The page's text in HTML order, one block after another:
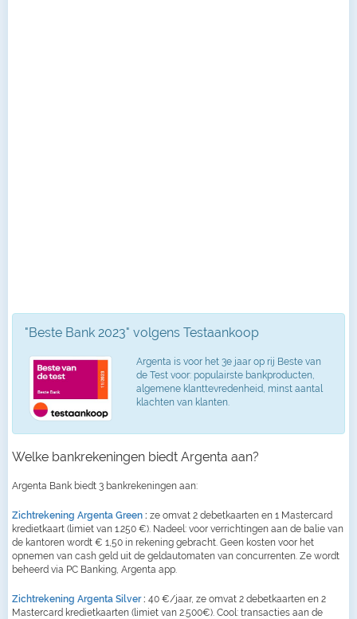
"Beste Bank 2023" volgens Testaankoop
Argenta is voor het 3e jaar op rij Beste van
de Test voor: populairste bankproducten,
algemene klanttevredenheid, minst aantal
klachten van klanten.
Welke bankrekeningen biedt Argenta aan?
Argenta Bank biedt 3 bankrekeningen aan:
Zichtrekening Argenta Green : ze omvat 2 debetkaarten en 1 Mastercard
kredietkaart (limiet van 1.250 €). Nadeel: voor verrichtingen aan de balie van
de kantoren wordt € 1,50 in rekening gebracht. Geen kosten voor het
opnemen van cash geld uit de geldautomaten van concurrenten. Ze wordt
beheerd via PC Banking, Argenta app.
Zichtrekening Argenta Silver: 40 €/jaar, ze omvat 2 debetkaarten en 2
Mastercard kredietkaarten (limiet van 2.500€). Cool: transacties aan de